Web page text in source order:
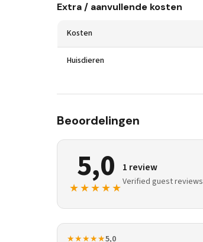
Extra / aanvullende kosten
Kosten
Huisdieren
Beoordelingen
5,0
★★★★★
1 review
Verified guest reviews
★★★★★5,0